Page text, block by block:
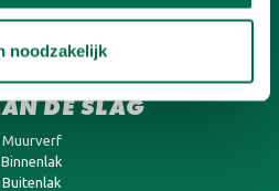
noodzakelijk
vragen
DE SLAG
Muurverf
Binnenlak
Buitenlak